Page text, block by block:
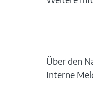
Über den
Interne